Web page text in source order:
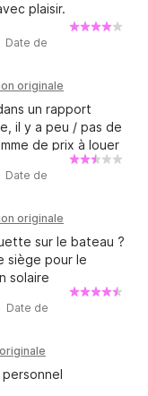
plaisir.
Date de
originale
un rapport
il y a peu / pas de
de prix à louer
donc content
40 ch. Et c'est
n'étaient pas trop
tout
bateau vieillit,
avant tout :
il est facile à
de manière
: le prix est
!
et le
journée ne peut
pauses
Date de
originale
sur le bateau ?
siège pour le
solaire
gentils et
Date de